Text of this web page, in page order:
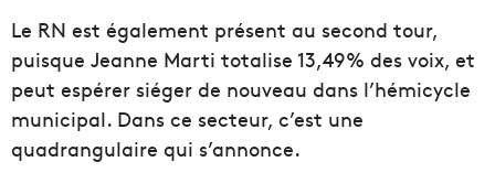
Le RN est également présent au second tour,
puisque Jeanne Marti totalise 13,49% des voix, et
peut espérer siéger de nouveau dans l’hémicycle
municipal. Dans ce secteur, c’est une
quadrangulaire qui s’annonce.